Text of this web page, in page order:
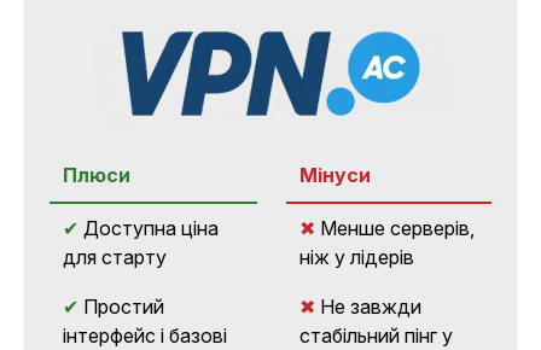
Плюси Мінуси
✔ Доступна ціна
для старту
✖ Менше серверів,
ніж у лідерів
✔ Простий
інтерфейс і базові
✖ Не завжди
стабільний пінг у